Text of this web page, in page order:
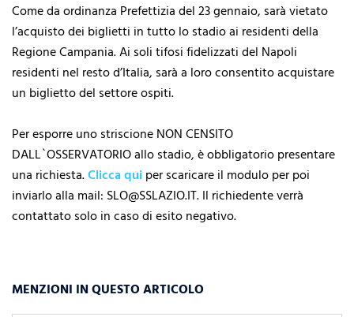
Come da ordinanza Prefettizia del 23 gennaio, sarà vietato
l’acquisto dei biglietti in tutto lo stadio ai residenti della
Regione Campania. Ai soli tifosi fidelizzati del Napoli
residenti nel resto d’Italia, sarà a loro consentito acquistare
un biglietto del settore ospiti.
Per esporre uno striscione NON CENSITO
DALL`OSSERVATORIO allo stadio, è obbligatorio presentare
una richiesta.Clicca qui per scaricare il modulo per poi
inviarlo alla mail: SLO@SSLAZIO.IT. Il richiedente verrà
contattato solo in caso di esito negativo.
MENZIONI IN QUESTO ARTICOLO